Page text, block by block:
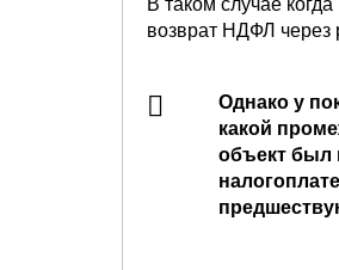
В таком случае
возврат НДФЛ через
Однако у
какой
объект был